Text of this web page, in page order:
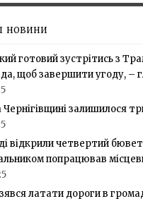
НОВИНИ
готовий зустрітись з
щоб завершити угоду, –
Чернігівщині залишилося
відкрили четвертий
попрацював
латати дороги в